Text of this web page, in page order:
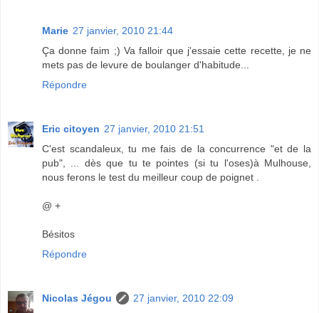
Marie 27 janvier, 2010 21:44
Ça donne faim ;) Va falloir que j'essaie cette recette, je ne
mets pas de levure de boulanger d'habitude...
Répondre
Eric citoyen 27 janvier, 2010 21:51
C'est scandaleux, tu me fais de la concurrence "et de la
pub", ... dès que tu te pointes (si tu l'oses)à Mulhouse,
nous ferons le test du meilleur coup de poignet .
@ +
Bésitos
Répondre
Nicolas Jégou
27 janvier, 2010 22:09